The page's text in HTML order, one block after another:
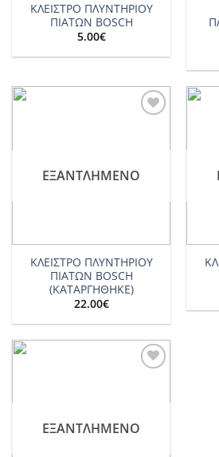
ΚΛΕΙΣΤΡΟ ΠΛΥΝΤΗΡΙΟΥ
ΠΙΑΤΩΝ BOSCH
5.00€
ΕΞΑΝΤΛΗΜΈΝΟ
ΚΛΕΙΣΤΡΟ ΠΛΥΝΤΗΡΙΟΥ
ΠΙΑΤΩΝ BOSCH
(ΚΑΤΑΡΓΗΘΗΚΕ)
22.00€
ΕΞΑΝΤΛΗΜΈΝΟ